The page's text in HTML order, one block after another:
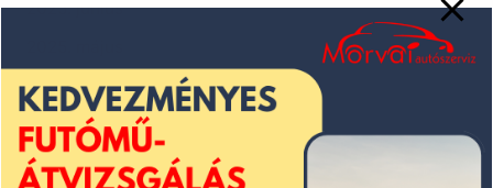
2025. június
2025. április
2025. március
2025. február